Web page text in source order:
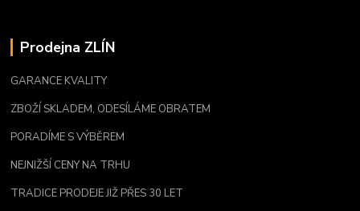
Prodejna ZLÍN
GARANCE KVALITY
ZBOŽÍ SKLADEM, ODESÍLÁME OBRATEM
PORADÍME S VÝBĚREM
NEJNIŽŠÍ CENY NA TRHU
TRADICE PRODEJE JIŽ PŘES 30 LET